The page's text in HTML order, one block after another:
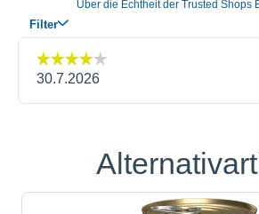
Produktgalerie überspringen